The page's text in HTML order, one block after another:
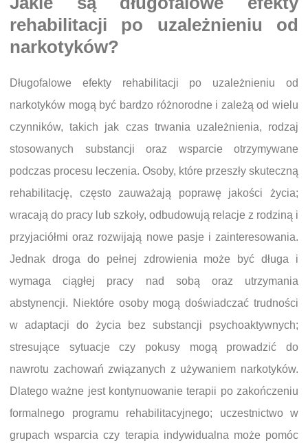
rehabilitacji po uzależnieniu od
narkotyków?
Długofalowe efekty rehabilitacji po uzależnieniu od
narkotyków mogą być bardzo różnorodne i zależą od wielu
czynników, takich jak czas trwania uzależnienia, rodzaj
stosowanych substancji oraz wsparcie otrzymywane
podczas procesu leczenia. Osoby, które przeszły skuteczną
rehabilitację, często zauważają poprawę jakości życia;
wracają do pracy lub szkoły, odbudowują relacje z rodziną i
przyjaciółmi oraz rozwijają nowe pasje i zainteresowania.
Jednak droga do pełnej zdrowienia może być długa i
wymaga ciągłej pracy nad sobą oraz utrzymania
abstynencji. Niektóre osoby mogą doświadczać trudności
w adaptacji do życia bez substancji psychoaktywnych;
stresujące sytuacje czy pokusy mogą prowadzić do
nawrotu zachowań związanych z używaniem narkotyków.
Dlatego ważne jest kontynuowanie terapii po zakończeniu
formalnego programu rehabilitacyjnego; uczestnictwo w
grupach wsparcia czy terapia indywidualna może pomóc